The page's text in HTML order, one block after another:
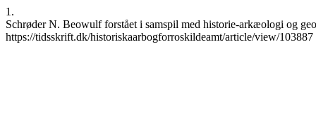
1.
Schrøder N. Beowulf forstået i samspil med historie-arkæologi og
https://tidsskrift.dk/historiskaarbogforroskildeamt/article/view/103887